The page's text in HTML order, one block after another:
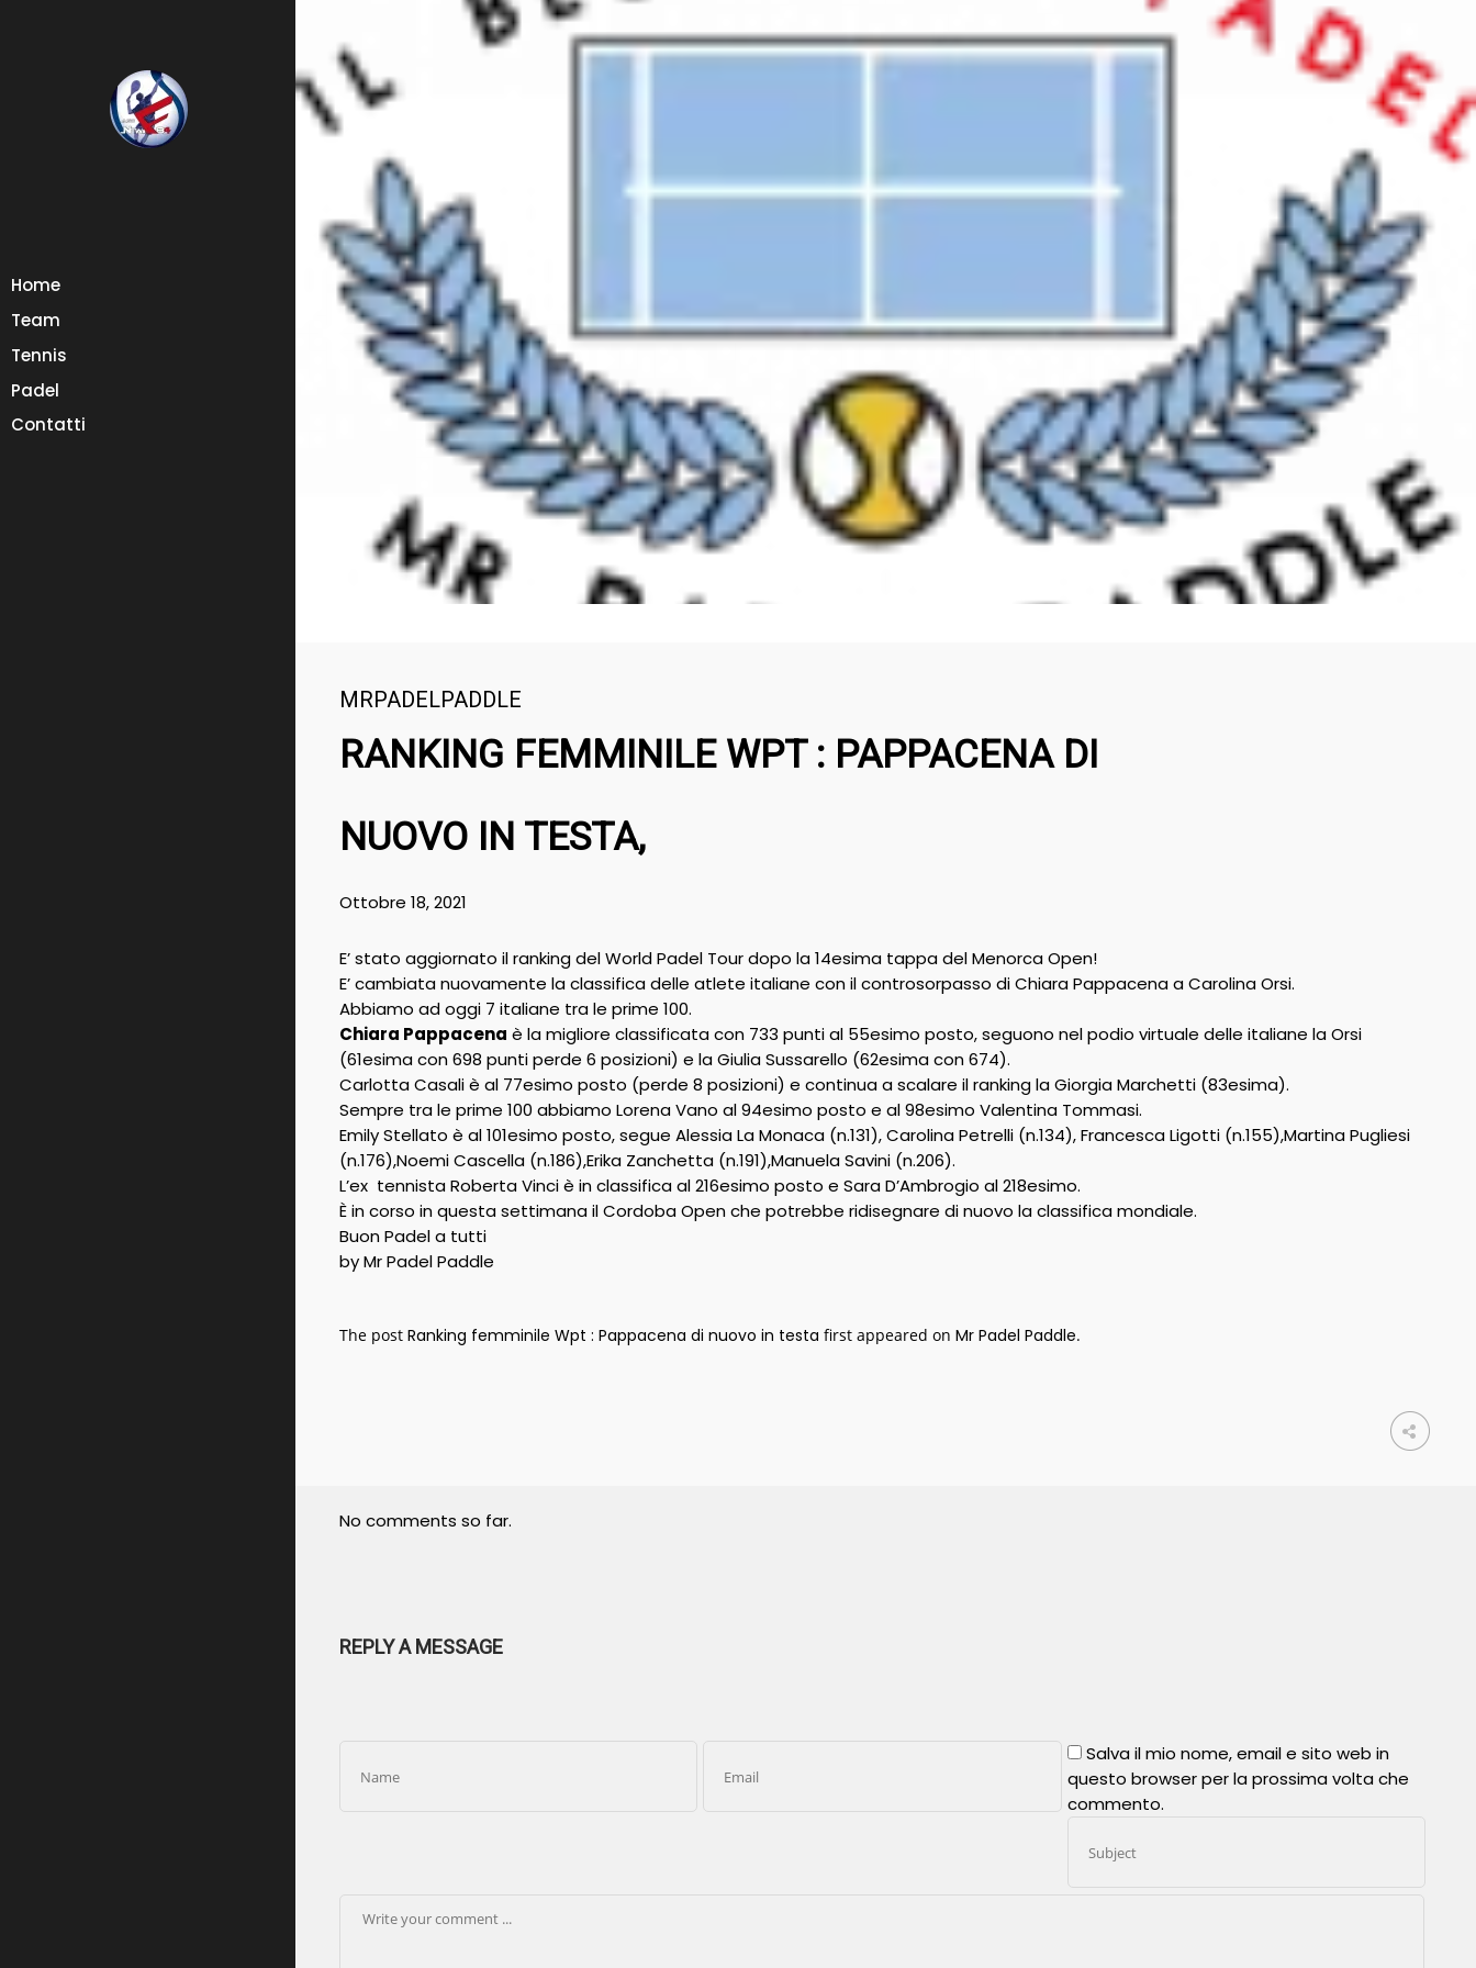
Home
Team
Tennis
Padel
Contatti
MRPADELPADDLE
RANKING FEMMINILE WPT : PAPPACENA DI
NUOVO IN TESTA,
Ottobre 18, 2021
E’ stato aggiornato il ranking del World Padel Tour dopo la 14esima tappa del Menorca Open!
E’ cambiata nuovamente la classifica delle atlete italiane con il controsorpasso di Chiara Pappacena a Carolina Orsi.
Abbiamo ad oggi 7 italiane tra le prime 100.
Chiara Pappacena è la migliore classificata con 733 punti al 55esimo posto, seguono nel podio virtuale delle italiane la Orsi
(61esima con 698 punti perde 6 posizioni) e la Giulia Sussarello (62esima con 674).
Carlotta Casali è al 77esimo posto (perde 8 posizioni) e continua a scalare il ranking la Giorgia Marchetti (83esima).
Sempre tra le prime 100 abbiamo Lorena Vano al 94esimo posto e al 98esimo Valentina Tommasi.
Emily Stellato è al 101esimo posto, segue Alessia La Monaca (n.131), Carolina Petrelli (n.134), Francesca Ligotti (n.155),Martina Pugliesi
(n.176),Noemi Cascella (n.186),Erika Zanchetta (n.191),Manuela Savini (n.206).
L’ex tennista Roberta Vinci è in classifica al 216esimo posto e Sara D’Ambrogio al 218esimo.
È in corso in questa settimana il Cordoba Open che potrebbe ridisegnare di nuovo la classifica mondiale.
Buon Padel a tutti
by Mr Padel Paddle
The post Ranking femminile Wpt : Pappacena di nuovo in testa first appeared on Mr Padel Paddle.
No comments so far.
REPLY A MESSAGE
Salva il mio nome, email e sito web in
questo browser per la prossima volta che
commento.